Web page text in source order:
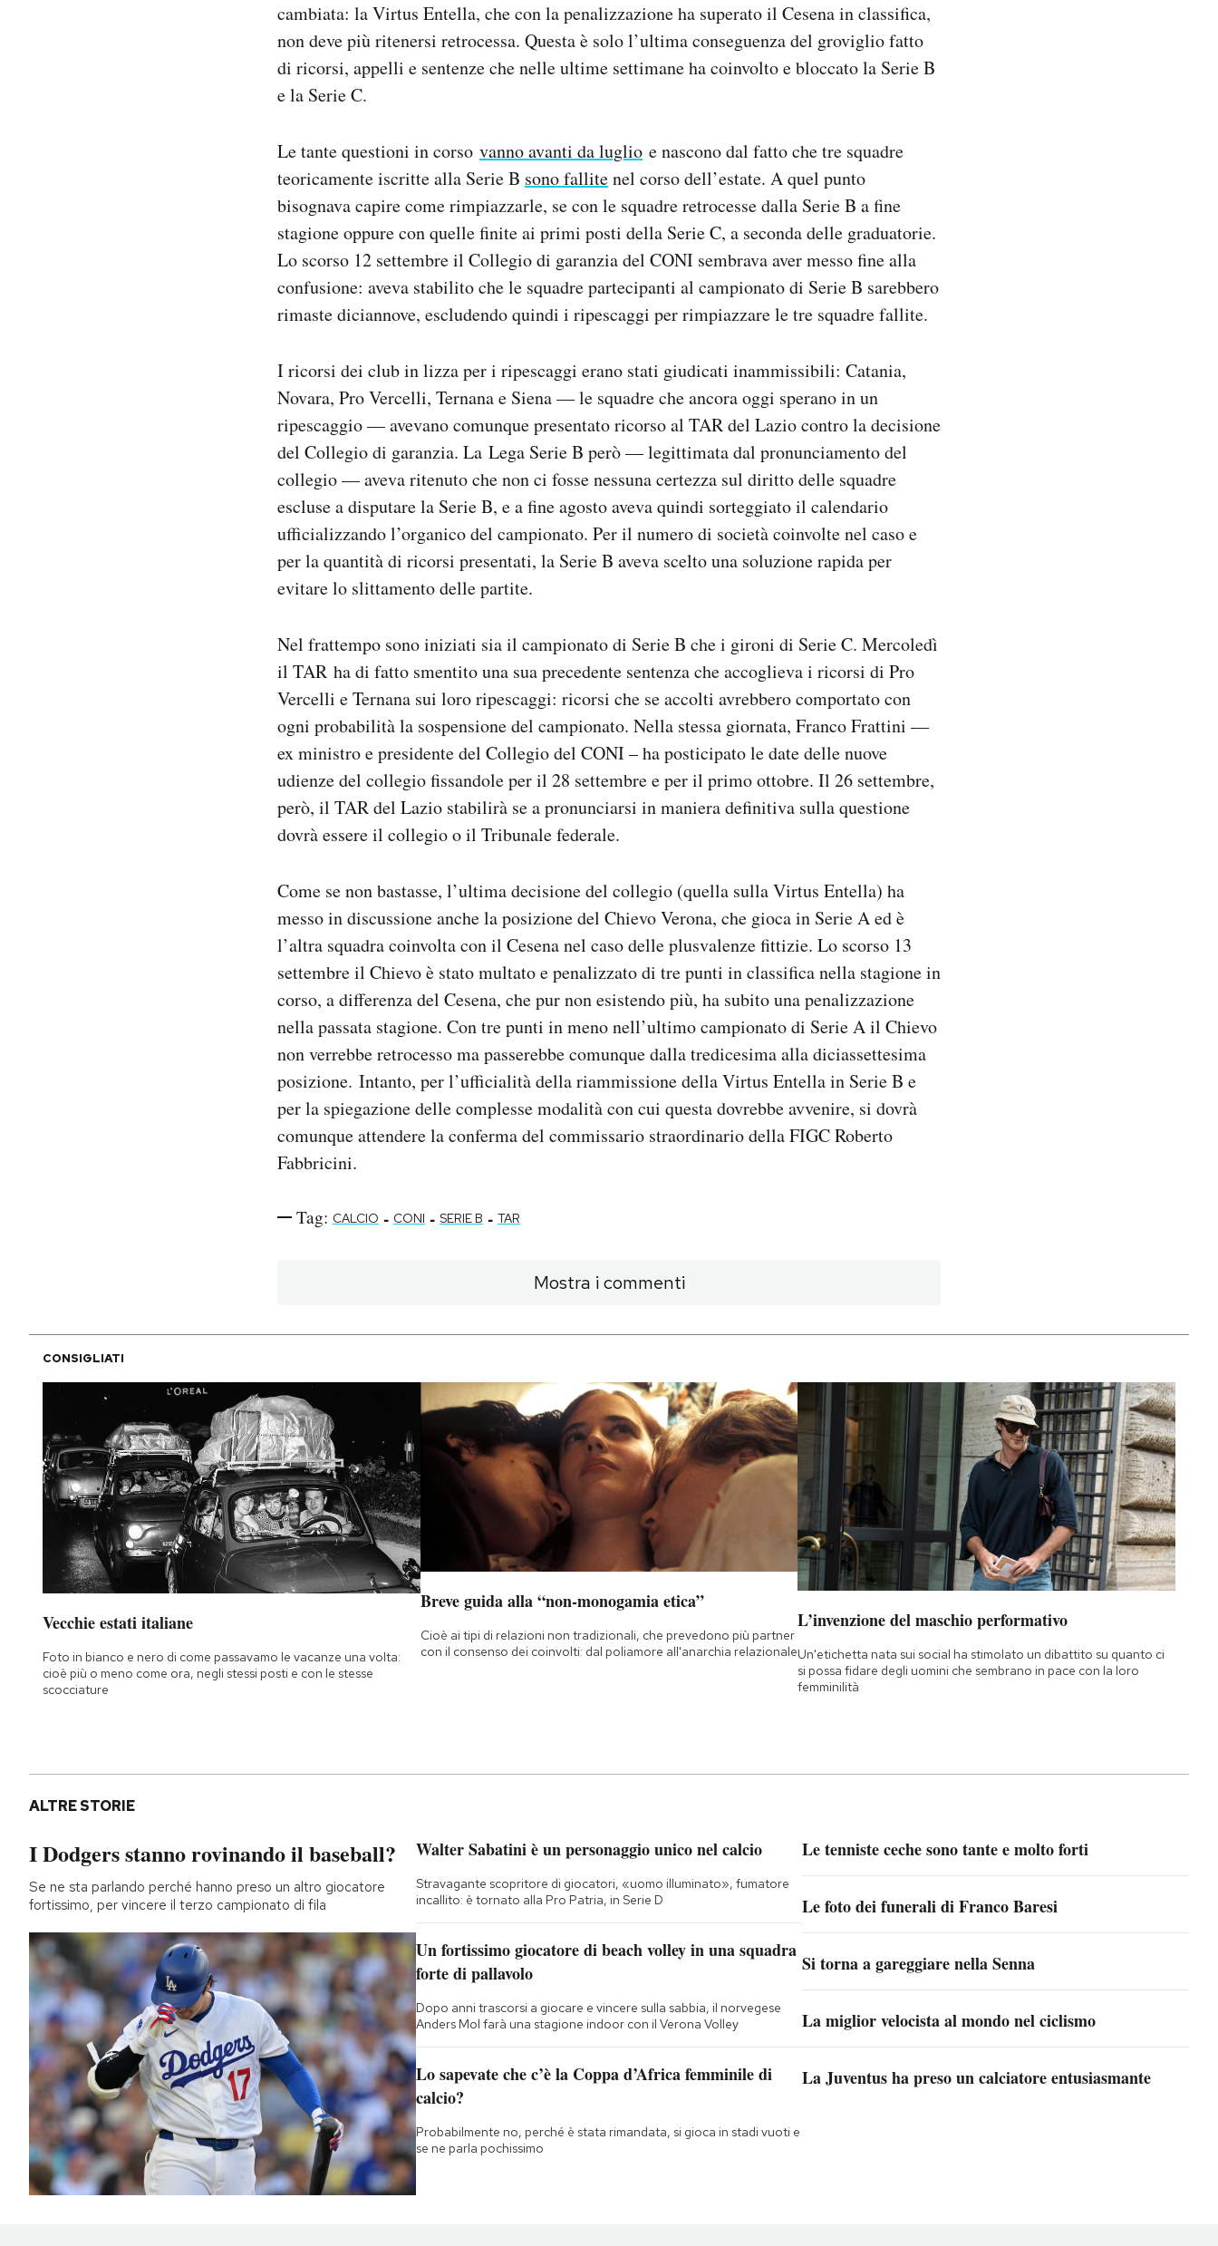
cambiata: la Virtus Entella, che con la penalizzazione ha superato il Cesena in classifica,
non deve più ritenersi retrocessa. Questa è solo l’ultima conseguenza del groviglio fatto
di ricorsi, appelli e sentenze che nelle ultime settimane ha coinvolto e bloccato la Serie B
e la Serie C.
Le tante questioni in corso vanno avanti da luglio e nascono dal fatto che tre squadre
teoricamente iscritte alla Serie B sono fallitenel corso dell’estate. A quel punto
bisognava capire come rimpiazzarle, se con le squadre retrocesse dalla Serie B a fine
stagione oppure con quelle finite ai primi posti della Serie C, a seconda delle graduatorie.
Lo scorso 12 settembre il Collegio di garanzia del CONI sembrava aver messo fine alla
confusione: aveva stabilito che le squadre partecipanti al campionato di Serie B sarebbero
rimaste diciannove, escludendo quindi i ripescaggi per rimpiazzare le tre squadre fallite.
I ricorsi dei club in lizza per i ripescaggi erano stati giudicati inammissibili: Catania,
Novara, Pro Vercelli, Ternana e Siena — le squadre che ancora oggi sperano in un
ripescaggio — avevano comunque presentato ricorso al TAR del Lazio contro la decisione
del Collegio di garanzia. La Lega Serie B però — legittimata dal pronunciamento del
collegio — aveva ritenuto che non ci fosse nessuna certezza sul diritto delle squadre
escluse a disputare la Serie B, e a fine agosto aveva quindi sorteggiato il calendario
ufficializzando l’organico del campionato. Per il numero di società coinvolte nel caso e
per la quantità di ricorsi presentati, la Serie B aveva scelto una soluzione rapida per
evitare lo slittamento delle partite.
Nel frattempo sono iniziati sia il campionato di Serie B che i gironi di Serie C. Mercoledì
il TAR ha di fatto smentito una sua precedente sentenza che accoglieva i ricorsi di Pro
Vercelli e Ternana sui loro ripescaggi: ricorsi che se accolti avrebbero comportato con
ogni probabilità la sospensione del campionato. Nella stessa giornata, Franco Frattini —
ex ministro e presidente del Collegio del CONI – ha posticipato le date delle nuove
udienze del collegio fissandole per il 28 settembre e per il primo ottobre. Il 26 settembre,
però, il TAR del Lazio stabilirà se a pronunciarsi in maniera definitiva sulla questione
dovrà essere il collegio o il Tribunale federale.
Come se non bastasse, l’ultima decisione del collegio (quella sulla Virtus Entella) ha
messo in discussione anche la posizione del Chievo Verona, che gioca in Serie A ed è
l’altra squadra coinvolta con il Cesena nel caso delle plusvalenze fittizie. Lo scorso 13
settembre il Chievo è stato multato e penalizzato di tre punti in classifica nella stagione in
corso, a differenza del Cesena, che pur non esistendo più, ha subito una penalizzazione
nella passata stagione. Con tre punti in meno nell’ultimo campionato di Serie A il Chievo
non verrebbe retrocesso ma passerebbe comunque dalla tredicesima alla diciassettesima
posizione. Intanto, per l’ufficialità della riammissione della Virtus Entella in Serie B e
per la spiegazione delle complesse modalità con cui questa dovrebbe avvenire, si dovrà
comunque attendere la conferma del commissario straordinario della FIGC Roberto
Fabbricini.
Tag: CALCIO - CONI - SERIE B - TAR
Mostra i commenti
CONSIGLIATI
Vecchie estati italiane
Foto in bianco e nero di come passavamo le vacanze una volta:
cioè più o meno come ora, negli stessi posti e con le stesse
scocciature
Breve guida alla “non-monogamia etica”
Cioè ai tipi di relazioni non tradizionali, che prevedono più partner
con il consenso dei coinvolti: dal poliamore all'anarchia relazionale
L’invenzione del maschio performativo
Un'etichetta nata sui social ha stimolato un dibattito su quanto ci
si possa fidare degli uomini che sembrano in pace con la loro
femminilità
ALTRE STORIE
I Dodgers stanno rovinando il baseball?
Se ne sta parlando perché hanno preso un altro giocatore
fortissimo, per vincere il terzo campionato di fila
Walter Sabatini è un personaggio unico nel calcio
Stravagante scopritore di giocatori, «uomo illuminato», fumatore
incallito: è tornato alla Pro Patria, in Serie D
Un fortissimo giocatore di beach volley in una squadra
forte di pallavolo
Dopo anni trascorsi a giocare e vincere sulla sabbia, il norvegese
Anders Mol farà una stagione indoor con il Verona Volley
Lo sapevate che c’è la Coppa d’Africa femminile di
calcio?
Probabilmente no, perché è stata rimandata, si gioca in stadi vuoti e
se ne parla pochissimo
Le tenniste ceche sono tante e molto forti
Le foto dei funerali di Franco Baresi
Si torna a gareggiare nella Senna
La miglior velocista al mondo nel ciclismo
La Juventus ha preso un calciatore entusiasmante